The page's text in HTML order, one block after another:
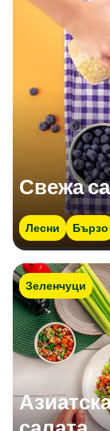
Свежа
Лесни Бързо
Зеленчуци